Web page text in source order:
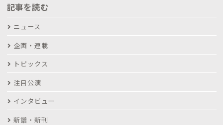
記事を読む
ニュース
企画・連載
トピックス
注目公演
インタビュー
新譜・新刊